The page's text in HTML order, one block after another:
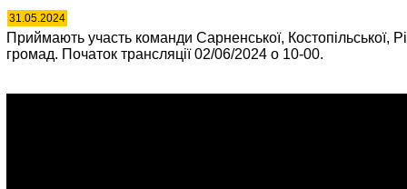
31.05.2024
Приймають участь команди Сарненської, Костопільської,
громад. Початок трансляції 02/06/2024 о 10-00.